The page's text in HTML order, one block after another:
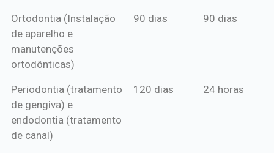
Ortodontia (Instalação
de aparelho e
manutenções
ortodônticas)
90 dias 90 dias
Periodontia (tratamento
de gengiva) e
endodontia (tratamento
de canal)
120 dias 24 horas